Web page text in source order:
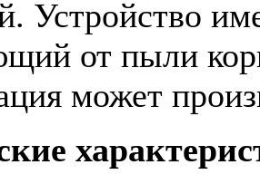
Устройство
от пыли
может